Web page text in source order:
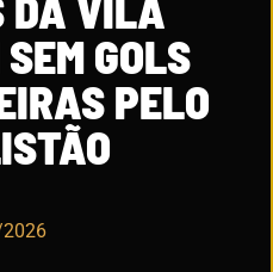
GOLS
PELO